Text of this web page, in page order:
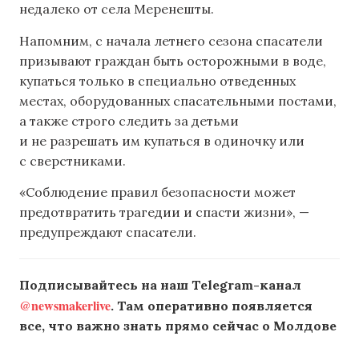
недалеко от села Меренешты.
Напомним, с начала летнего сезона спасатели
призывают граждан быть осторожными в воде,
купаться только в специально отведенных
местах, оборудованных спасательными постами,
а также строго следить за детьми
и не разрешать им купаться в одиночку или
с сверстниками.
«Соблюдение правил безопасности может
предотвратить трагедии и спасти жизни», —
предупреждают спасатели.
Подписывайтесь на наш Telegram-канал
@newsmakerlive. Там оперативно появляется
все, что важно знать прямо сейчас о Молдове